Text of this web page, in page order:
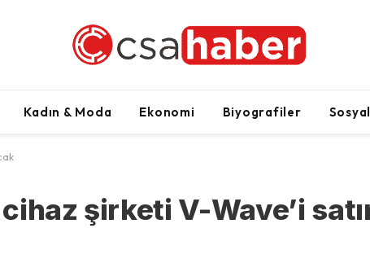
Kadın & Moda Ekonomi Biyografiler
şirketi V-Wave’i